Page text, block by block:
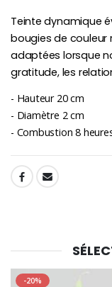
€4.90
Teinte dynamique
bougies de couleur
adaptées lorsque
gratitude, les
- Hauteur 20 cm
- Diamètre 2 cm
- Combustion 8
SHARE:
-20%